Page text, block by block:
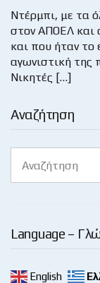
Αναζήτηση
for:
Language –
English
Ντέρμπι, με τα
στον ΑΠΟΕΛ και
και που ήταν το
αγωνιστική
Νικητές […]